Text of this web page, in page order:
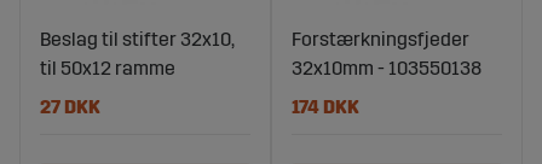
Beslag til stifter 32x10,
til 50x12 ramme
27 DKK
Forstærkningsfjeder
32x10mm - 103550138
174 DKK